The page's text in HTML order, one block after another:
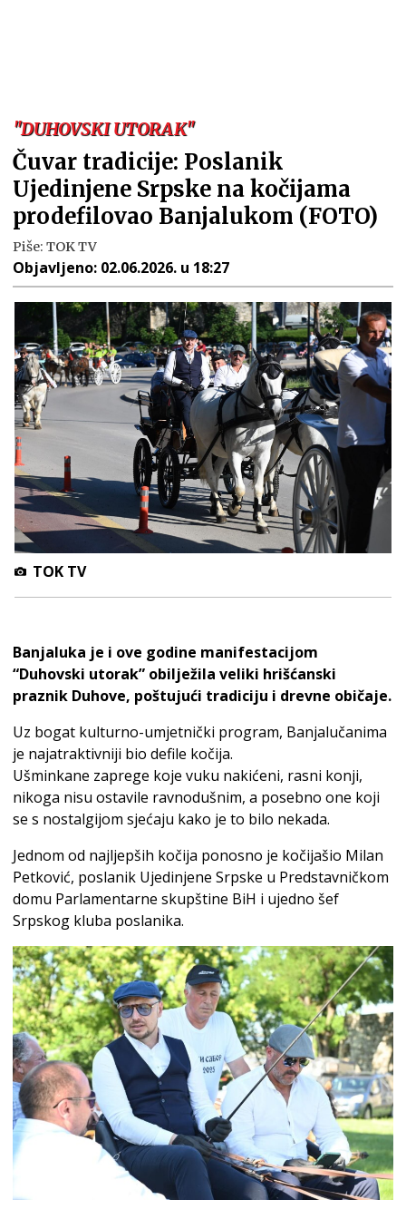
"DUHOVSKI UTORAK"
Čuvar tradicije: Poslanik
Ujedinjene Srpske na kočijama
prodefilovao Banjalukom (FOTO)
Piše: TOK TV
Objavljeno: 02.06.2026. u 18:27
TOK TV
Banjaluka je i ove godine manifestacijom
“Duhovski utorak” obilježila veliki hrišćanski
praznik Duhove, poštujući tradiciju i drevne običaje.
Uz bogat kulturno-umjetnički program, Banjalučanima
je najatraktivniji bio defile kočija.
Ušminkane zaprege koje vuku nakićeni, rasni konji,
nikoga nisu ostavile ravnodušnim, a posebno one koji
se s nostalgijom sjećaju kako je to bilo nekada.
Jednom od najljepših kočija ponosno je kočijašio Milan
Petković, poslanik Ujedinjene Srpske u Predstavničkom
domu Parlamentarne skupštine BiH i ujedno šef
Srpskog kluba poslanika.